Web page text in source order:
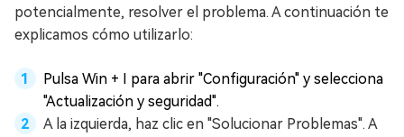
potencialmente, resolver el problema. A continuación te
explicamos cómo utilizarlo:
Pulsa Win + I para abrir "Configuración" y selecciona
"Actualización y seguridad".
A la izquierda, haz clic en "Solucionar Problemas". A